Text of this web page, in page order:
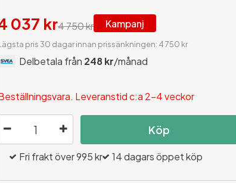
037 kr4 750 kr Kampanj
pris 30 dagar innan prissänkningen: 4 750 kr
Delbetala från 248 kr/månad
Leveranstid c:a 2-4 veckor
Köp
Fri frakt över 995 kr 14 dagars öppet köp